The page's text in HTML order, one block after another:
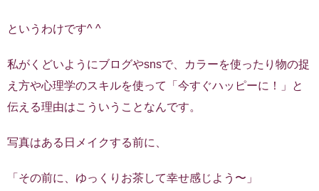
というわけです^ ^
私がくどいようにブログやsnsで、カラーを使ったり物の捉
え方や心理学のスキルを使って「今すぐハッピーに！」と
伝える理由はこういうことなんです。
写真はある日メイクする前に、
「その前に、ゆっくりお茶して幸せ感じよう〜」